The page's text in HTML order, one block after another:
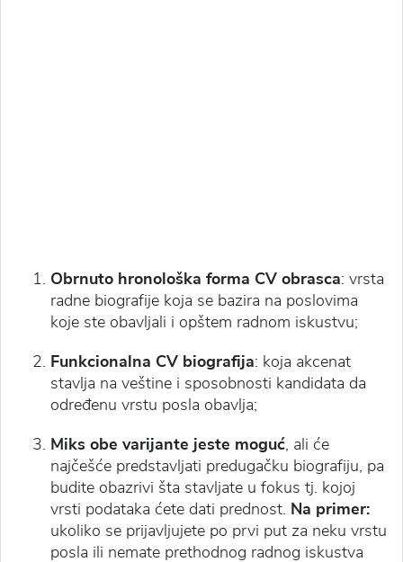
Obrnuto hronološka forma CV obrasca: vrsta
radne biografije koja se bazira na poslovima
koje ste obavljali i opštem radnom iskustvu;
Funkcionalna CV biografija: koja akcenat
stavlja na veštine i sposobnosti kandidata da
određenu vrstu posla obavlja;
Miks obe varijante jeste moguć, ali će
najčešće predstavljati predugačku biografiju, pa
budite obazrivi šta stavljate u fokus tj. kojoj
vrsti podataka ćete dati prednost. Na primer:
ukoliko se prijavljujete po prvi put za neku vrstu
posla ili nemate prethodnog radnog iskustva